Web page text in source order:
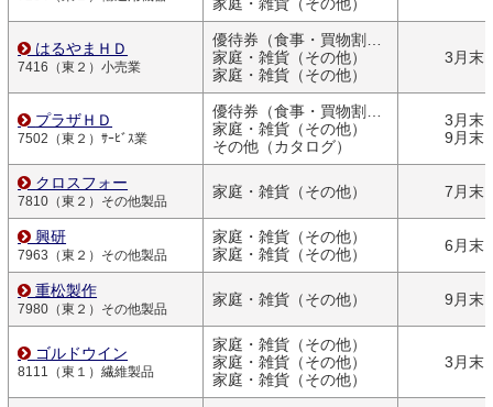
家庭・雑貨（その他）
はるやまＨＤ
7416（東２）小売業
優待券（食事・買物割引券）
家庭・雑貨（その他）
家庭・雑貨（その他）
3月末
プラザＨＤ
7502（東２）ｻｰﾋﾞｽ業
優待券（食事・買物割引券）
家庭・雑貨（その他）
その他（カタログ）
3月末
9月末
クロスフォー
7810（東２）その他製品
家庭・雑貨（その他） 7月末
興研
7963（東２）その他製品
家庭・雑貨（その他）
家庭・雑貨（その他）
6月末
重松製作
7980（東２）その他製品
家庭・雑貨（その他） 9月末
ゴルドウイン
8111（東１）繊維製品
家庭・雑貨（その他）
家庭・雑貨（その他）
家庭・雑貨（その他）
3月末